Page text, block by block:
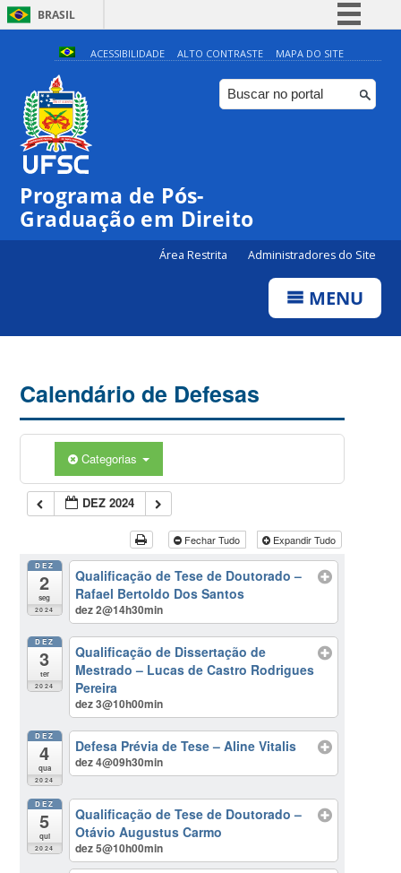
BRASIL
Simplifique!
Comunica BR
Participe
ACESSIBILIDADE ALTO CONTRASTE MAPA DO SITE
Programa de Pós-
Graduação em Direito
Área Restrita Administradores do Site
MENU
Calendário de Defesas
Categorias
DEZ 2024
Fechar Tudo Expandir Tudo
DEZ
2
seg
2024
Qualificação de Tese de Doutorado –
Rafael Bertoldo Dos Santos
dez 2@14h30min
DEZ
3
ter
2024
Qualificação de Dissertação de
Mestrado – Lucas de Castro Rodrigues
Pereira
dez 3@10h00min
DEZ
4
qua
2024
Defesa Prévia de Tese – Aline Vitalis
dez 4@09h30min
DEZ
5
qui
2024
Qualificação de Tese de Doutorado –
Otávio Augustus Carmo
dez 5@10h00min